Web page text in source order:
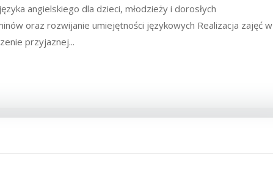
angielskiego dla dzieci, młodzieży i dorosłych
oraz rozwijanie umiejętności językowych Realizacja zajęć w
przyjaznej...